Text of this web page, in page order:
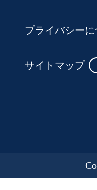
プライバシーに
サイトマップ